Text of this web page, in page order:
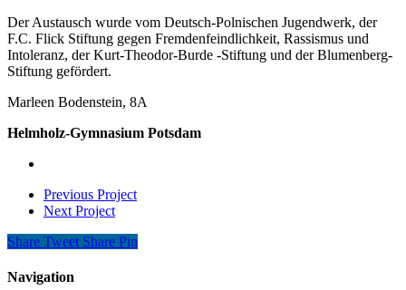
Der Austausch wurde vom Deutsch-Polnischen Jugendwerk, der
F.C. Flick Stiftung gegen Fremdenfeindlichkeit, Rassismus und
Intoleranz, der Kurt-Theodor-Burde -Stiftung und der Blumenberg-
Stiftung gefördert.
Marleen Bodenstein, 8A
Helmholz-Gymnasium Potsdam
Previous Project
Next Project
Share Tweet Share Pin
Navigation